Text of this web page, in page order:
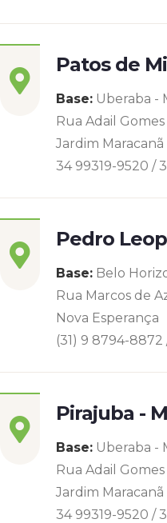
Patos de
Base: Uberaba -
Rua Adail
Jardim Maracanã
34 99319-9520 /
Pedro
Base: Belo
Rua Marcos de
Nova Esperança
(31) 9 8794-8872
Pirajuba -
Base: Uberaba -
Rua Adail
Jardim Maracanã
34 99319-9520 /